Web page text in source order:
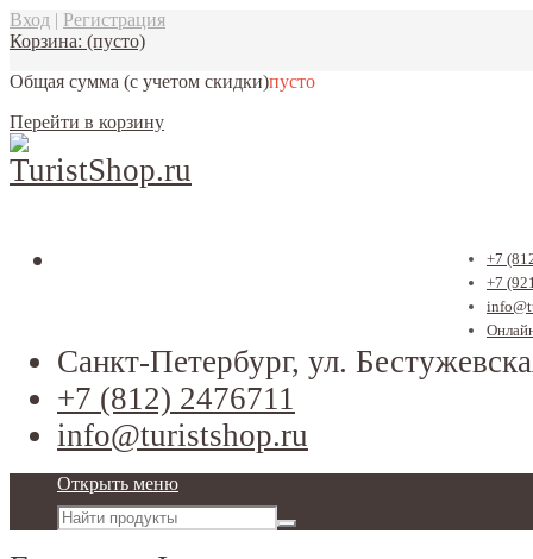
Вход | Регистрация
Корзина: (пусто)
Общая сумма (с учетом скидки)пусто
Перейти в корзину
+7
+7
Санкт-Петербург, ул.
+7 (812) 2476711
info@turistshop.ru
Открыть меню